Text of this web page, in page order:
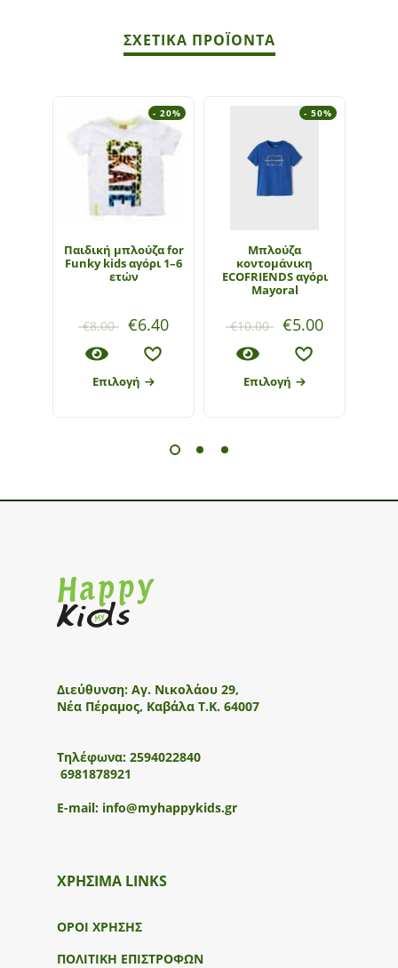
ΣΧΕΤΙΚΆ ΠΡΟΪΌΝΤΑ
- 20%
Παιδική μπλούζα for
Funky kids αγόρι 1–6
ετών
€8.00 €6.40
Επιλογή
- 50%
Μπλούζα
κοντομάνικη
ECOFRIENDS αγόρι
Mayoral
€10.00 €5.00
Επιλογή
Διεύθυνση: Αγ. Νικολάου 29,
Νέα Πέραμος, Καβάλα Τ.Κ. 64007
Τηλέφωνα: 2594022840
6981878921
E-mail: info@myhappykids.gr
ΧΡΗΣΙΜΑ LINKS
ΟΡΟΙ ΧΡΗΣΗΣ
ΠΟΛΙΤΙΚΗ ΕΠΙΣΤΡΟΦΩΝ